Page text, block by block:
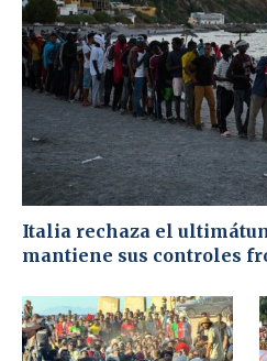
Italia rechaza el
mantiene sus controles